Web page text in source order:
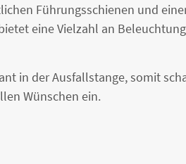
Führungsschienen und
eine Vielzahl an
in der Ausfallstange, somit
Wünschen ein.